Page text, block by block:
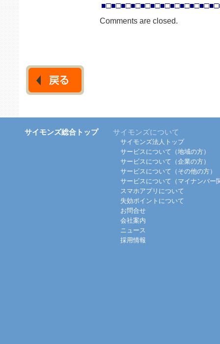
Comments are closed.
サイモンズ総合トップ サイモンズについて
サイモンズ法人トップ
サービスについて（地域の方）
サービスについて（企業の方）
サービスについて（その他の方）
サービスについて（マイナンバー
スマホアプリについて
失効ポイントについて
お問合せ
会社案内
ニュース
採用情報